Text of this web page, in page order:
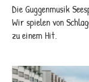
Die Guggenmusik
Wir spielen von
zu einem Hit.